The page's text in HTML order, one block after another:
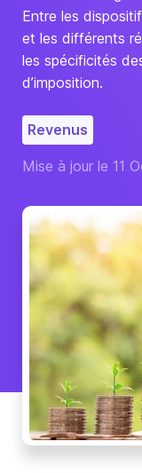
Entre les
et les différents
les spécificités
d’imposition.
Revenus
Mise à jour le 11